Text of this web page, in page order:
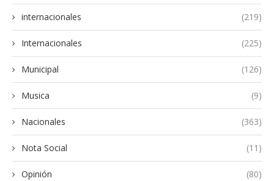
internacionales (219)
Internacionales (225)
Municipal (126)
Musica (9)
Nacionales (363)
Nota Social (11)
Opinión (80)